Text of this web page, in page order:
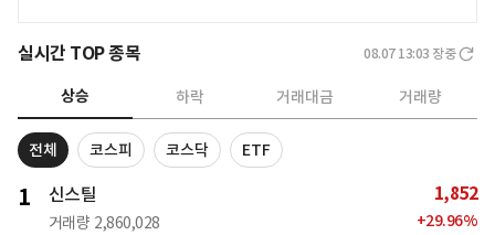
실시간 TOP 종목 08.07 13:03 장중
상승 하락 거래대금 거래량
전체 코스피 코스닥 ETF
1 신스틸
거래량 2,860,028
1,852
+29.96%